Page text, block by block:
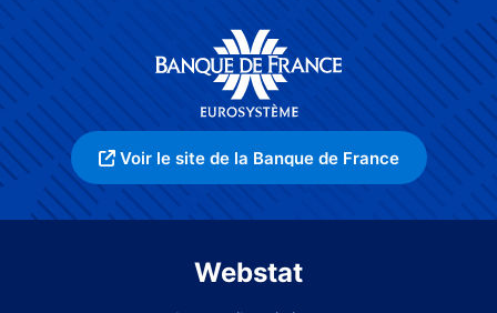
Voir le site de la Banque de France
Webstat